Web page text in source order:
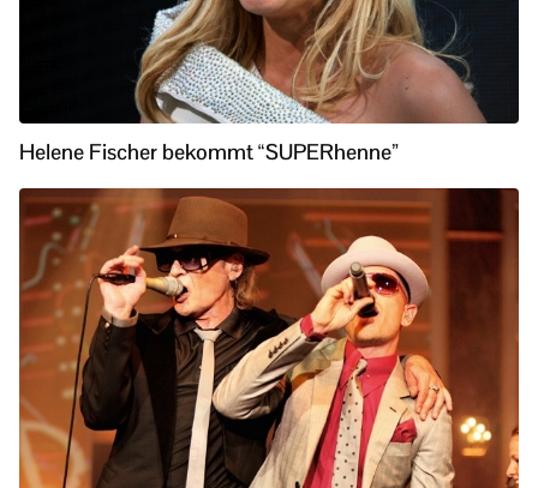
Helene Fischer bekommt “SUPERhenne”